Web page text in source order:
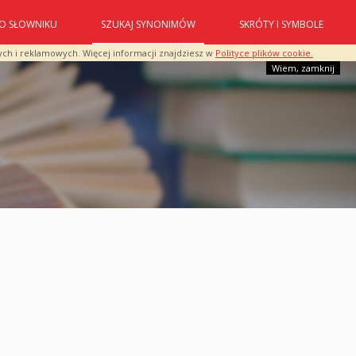
i reklamowych. Więcej informacji znajdziesz w Polityce plików cookie.
Wiem, zamknij
O SŁOWNIKU SZUKAJ SYNONIMÓW SKRÓTY I SYMBOLE